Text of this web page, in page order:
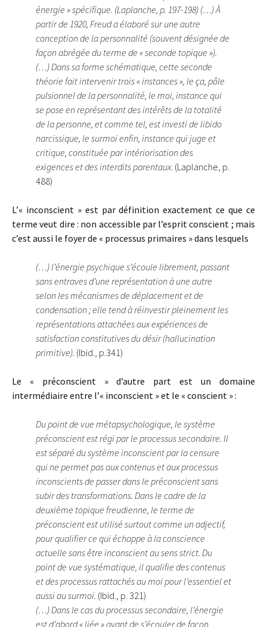
énergie » spécifique. (Laplanche, p. 197-198) (…) À
partir de 1920, Freud a élaboré sur une autre
conception de la personnalité (souvent désignée de
façon abrégée du terme de « seconde topique »).
(…) Dans sa forme schématique, cette seconde
théorie fait intervenir trois « instances », le ça, pôle
pulsionnel de la personnalité, le moi, instance qui
se pose en représentant des intérêts de la totalité
de la personne, et comme tel, est investi de libido
narcissique, le surmoi enfin, instance qui juge et
critique, constituée par intériorisation des
exigences et des interdits parentaux. (Laplanche, p.
488)
L’« inconscient » est par définition exactement ce que ce
terme veut dire : non accessible par l’esprit conscient ; mais
c’est aussi le foyer de « processus primaires » dans lesquels
(…) l’énergie psychique s’écoule librement, passant
sans entraves d’une représentation à une autre
selon les mécanismes de déplacement et de
condensation ; elle tend à réinvestir pleinement les
représentations attachées aux expériences de
satisfaction constitutives du désir (hallucination
primitive). (Ibid., p.341)
Le « préconscient » d’autre part est un domaine
intermédiaire entre l’« inconscient » et le « conscient » :
Du point de vue métapsychologique, le système
préconscient est régi par le processus secondaire. Il
est séparé du système inconscient par la censure
qui ne permet pas aux contenus et aux processus
inconscients de passer dans le préconscient sans
subir des transformations. Dans le cadre de la
deuxième topique freudienne, le terme de
préconscient est utilisé surtout comme un adjectif,
pour qualifier ce qui échappe à la conscience
actuelle sans être inconscient au sens strict. Du
point de vue systématique, il qualifie des contenus
et des processus rattachés au moi pour l’essentiel et
aussi au surmoi. (Ibid., p. 321)
(…) Dans le cas du processus secondaire, l’énergie
est d’abord « liée » avant de s’écouler de façon